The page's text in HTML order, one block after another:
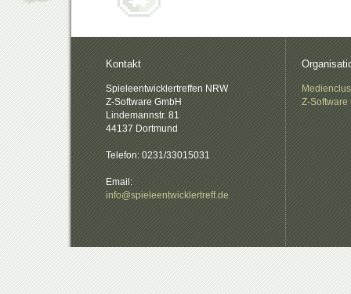
.
Kontakt
Spieleentwicklertreffen NRW
Z-Software GmbH
Lindemannstr. 81
44137 Dortmund
Telefon: 0231/33015031
Email:
info@spieleentwicklertreff.de
Z-Software
.